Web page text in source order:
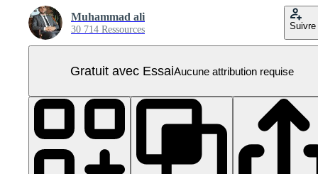
Muhammad ali
30 714 Ressources Suivre
Gratuit avec EssaiAucune attribution requise